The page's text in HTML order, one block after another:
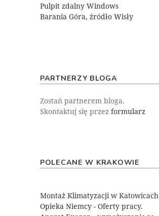
Pulpit zdalny Windows
Barania Góra, źródło Wisły
PARTNERZY BLOGA
Zostań partnerem bloga.
Skontaktuj się przezformularz
POLECANE W KRAKOWIE
Montaż Klimatyzacji w Katowicach
Opieka Niemcy - Oferty pracy.